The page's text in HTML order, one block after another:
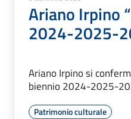
Ariano Irpino
2024-2025-
Ariano Irpino si
biennio 2024-2025-
Patrimonio culturale